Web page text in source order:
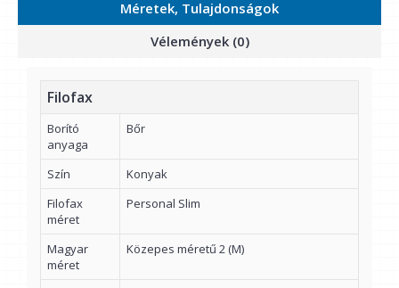
Méretek, Tulajdonságok
Vélemények (0)
Filofax
Borító
anyaga
Bőr
Szín
Konyak
Filofax
méret
Personal Slim
Magyar
méret
Közepes méretű 2 (M)